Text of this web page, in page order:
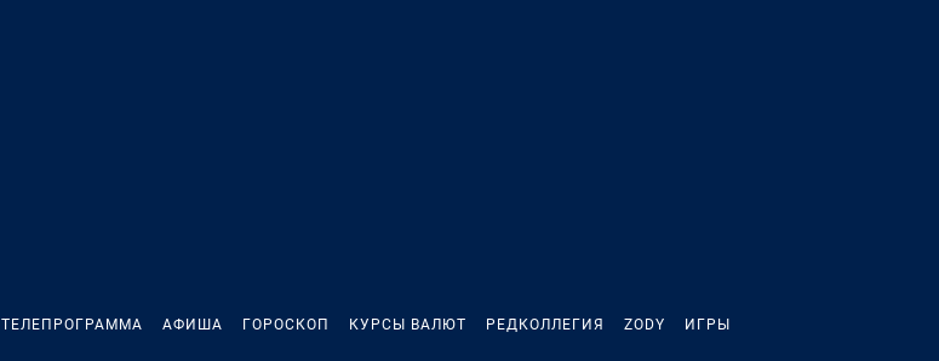
ТЕЛЕПРОГРАММА АФИША ГОРОСКОП КУРСЫ ВАЛЮТ РЕДКОЛЛЕГИЯ ZODY ИГРЫ